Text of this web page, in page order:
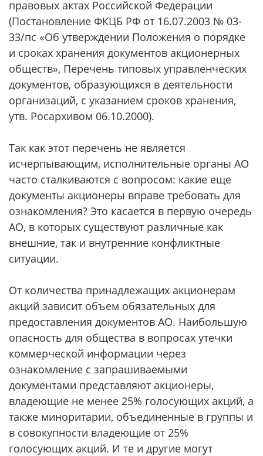
правовых актах Российской Федерации
(Постановление ФКЦБ РФ от 16.07.2003 № 03-
33/пс «Об утверждении Положения о порядке
и сроках хранения документов акционерных
обществ», Перечень типовых управленческих
документов, образующихся в деятельности
организаций, с указанием сроков хранения,
утв. Росархивом 06.10.2000).
Так как этот перечень не является
исчерпывающим, исполнительные органы АО
часто сталкиваются с вопросом: какие еще
документы акционеры вправе требовать для
ознакомления? Это касается в первую очередь
АО, в которых существуют различные как
внешние, так и внутренние конфликтные
ситуации.
От количества принадлежащих акционерам
акций зависит объем обязательных для
предоставления документов АО. Наибольшую
опасность для общества в вопросах утечки
коммерческой информации через
ознакомление с запрашиваемыми
документами представляют акционеры,
владеющие не менее 25% голосующих акций, а
также миноритарии, объединенные в группы и
в совокупности владеющие от 25%
голосующих акций. И те и другие могут